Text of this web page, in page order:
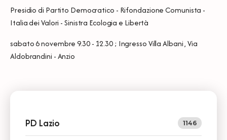
Presidio di Partito Democratico - Rifondazione Comunista -
Italia dei Valori - Sinistra Ecologia e Libertà
sabato 6 novembre 9.30 - 12.30 ; Ingresso Villa Albani , Via
Aldobrandini - Anzio
PD Lazio 1146